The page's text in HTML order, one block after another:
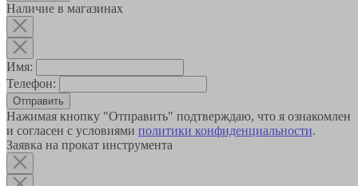
Наличие в магазинах
Имя:
Телефон:
Отправить
Нажимая кнопку "Отправить" подтверждаю, что я ознакомлен
и согласен с условиями политики конфиденциальности.
Заявка на прокат инструмента